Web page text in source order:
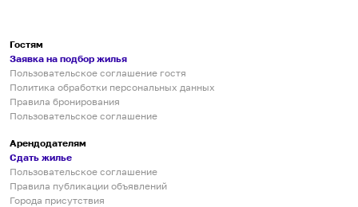
Гостям
Заявка на подбор жилья
Пользовательское соглашение гостя
Политика обработки персональных данных
Правила бронирования
Пользовательское соглашение
Арендодателям
Сдать жилье
Пользовательское соглашение
Правила публикации объявлений
Города присутствия